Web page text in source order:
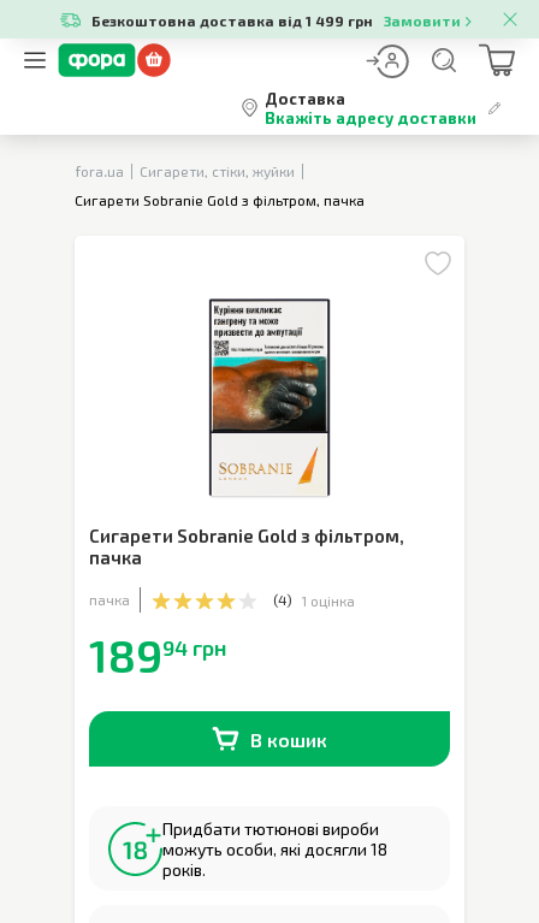
Безкоштовна доставка від 1 499 грн Замовити
Доставка
Вкажіть адресу доставки
fora.ua
Сигарети, стіки, жуйки
Сигарети Sobranie Gold з фільтром, пачка
Сигарети Sobranie Gold з фільтром,
пачка
пачка (4) 1 оцінка
18994 грн
В кошик
Придбати тютюнові вироби
можуть особи, які досягли 18
років.